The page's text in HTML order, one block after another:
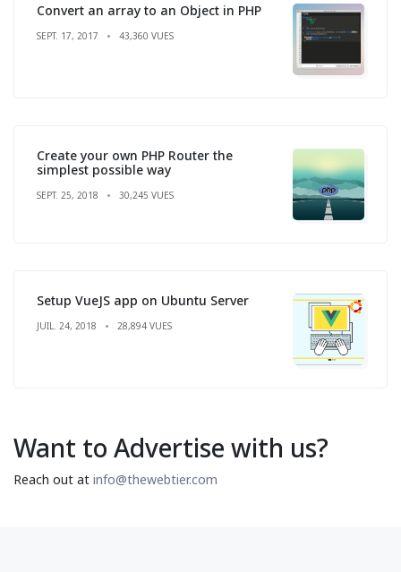
Convert an array to an Object in PHP
SEPT. 17, 2017 43,360 VUES
Create your own PHP Router the
simplest possible way
SEPT. 25, 2018 30,245 VUES
Setup VueJS app on Ubuntu Server
JUIL. 24, 2018 28,894 VUES
Want to Advertise with us?
Reach out at info@thewebtier.com